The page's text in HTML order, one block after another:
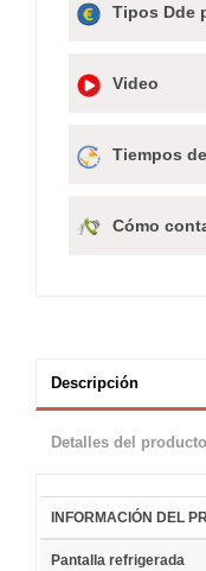
Tipos Dde
Video
Tiempos
Cómo
Descripción
Detalles del producto
INFORMACIÓN DEL
Pantalla refrigerada